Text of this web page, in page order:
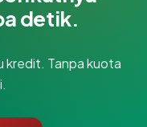
detik.
kredit. Tanpa kuota